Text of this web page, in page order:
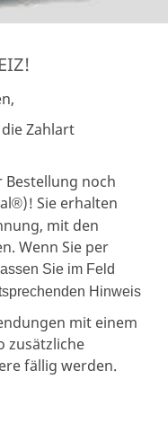
Zahlart
Bestellung noch
®)! Sie erhalten
mit den
Wenn Sie per
Sie im Feld
Hinweis
mit einem
zusätzliche
fällig werden.